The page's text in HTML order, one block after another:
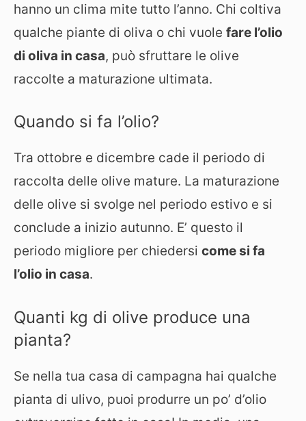
hanno un clima mite tutto l’anno. Chi coltiva
qualche piante di oliva o chi vuole fare l’olio
di oliva in casa, può sfruttare le olive
raccolte a maturazione ultimata.
Quando si fa l’olio?
Tra ottobre e dicembre cade il periodo di
raccolta delle olive mature. La maturazione
delle olive si svolge nel periodo estivo e si
conclude a inizio autunno. E’ questo il
periodo migliore per chiedersi come si fa
l’olio in casa.
Quanti kg di olive produce una
pianta?
Se nella tua casa di campagna hai qualche
pianta di ulivo, puoi produrre un po’ d’olio